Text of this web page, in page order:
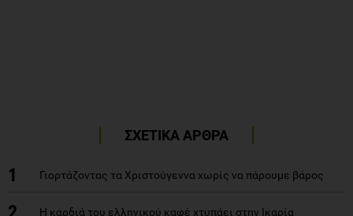
ΣΧΕΤΙΚΑ ΑΡΘΡΑ
1 Γιορτάζοντας τα Χριστούγεννα χωρίς να πάρουμε βάρος
Η καρδιά του ελληνικού καφέ χτυπάει στην Ικαρία